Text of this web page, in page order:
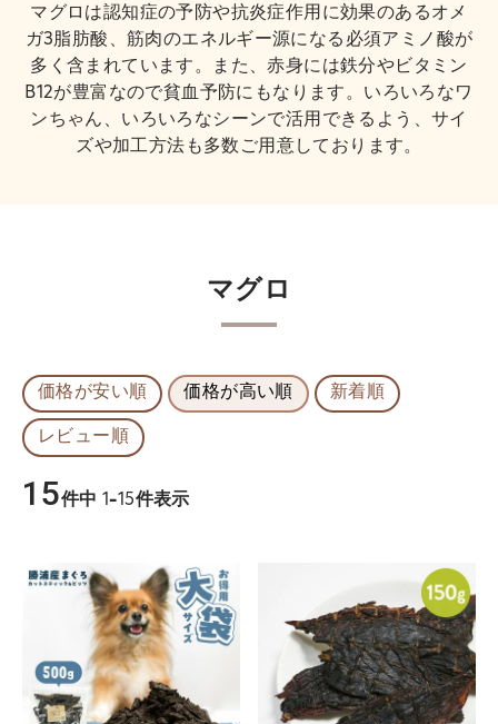
マグロは認知症の予防や抗炎症作用に効果のあるオメ
ガ3脂肪酸、筋肉のエネルギー源になる必須アミノ酸が
多く含まれています。また、赤身には鉄分やビタミン
B12が豊富なので貧血予防にもなります。いろいろなワ
ンちゃん、いろいろなシーンで活用できるよう、サイ
ズや加工方法も多数ご用意しております。
マグロ
価格が安い順 価格が高い順 新着順
レビュー順
15件中 1-15件表示